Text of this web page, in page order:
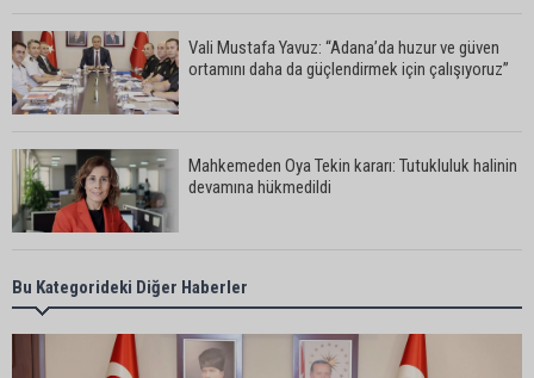
Vali Mustafa Yavuz: “Adana’da huzur ve güven
ortamını daha da güçlendirmek için çalışıyoruz”
Mahkemeden Oya Tekin kararı: Tutukluluk halinin
devamına hükmedildi
Adana’da taziye evinde silahlı kavga kamerada:
Çok sayıda polis ekibi olay yerine sevk edildi
Bu Kategorideki Diğer Haberler